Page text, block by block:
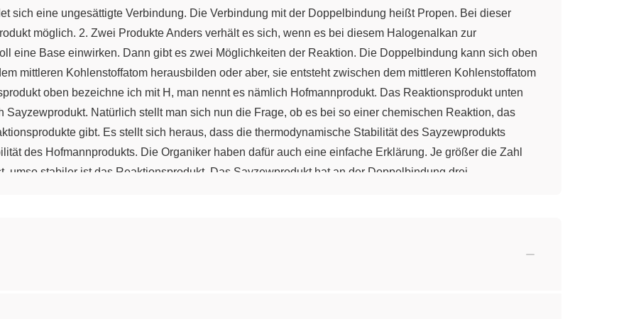
sich eine ungesättigte Verbindung. Die Verbindung mit der Doppelbindung heißt Propen. Bei dieser
möglich. 2. Zwei Produkte Anders verhält es sich, wenn es bei diesem Halogenalkan zur
eine Base einwirken. Dann gibt es zwei Möglichkeiten der Reaktion. Die Doppelbindung kann sich oben
mittleren Kohlenstoffatom herausbilden oder aber, sie entsteht zwischen dem mittleren Kohlenstoffatom
oben bezeichne ich mit H, man nennt es nämlich Hofmannprodukt. Das Reaktionsprodukt unten
Sayzewprodukt. Natürlich stellt man sich nun die Frage, ob es bei so einer chemischen Reaktion, das
gibt. Es stellt sich heraus, dass die thermodynamische Stabilität des Sayzewprodukts
des Hofmannprodukts. Die Organiker haben dafür auch eine einfache Erklärung. Je größer die Zahl
umso stabiler ist das Reaktionsprodukt. Das Sayzewprodukt hat an der Doppelbindung drei
stellen uns also die Frage: Warum bildet sich das Hofmannprodukt? Eine Erklärung dafür liefert die Art